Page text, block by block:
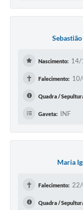
Nascimento: 14/
✝ Falecimento:
Quadra /
Gaveta: INF
Maria
✝ Falecimento:
Quadra /